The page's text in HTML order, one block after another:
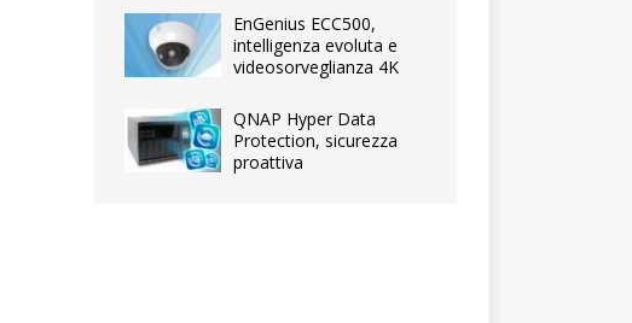
EnGenius ECC500,
intelligenza evoluta e
videosorveglianza 4K
QNAP Hyper Data
Protection, sicurezza
proattiva